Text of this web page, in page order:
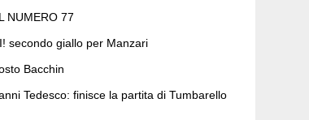
NUMERO 77
secondo giallo per Manzari
Bacchin
Tedesco: finisce la partita di Tumbarello